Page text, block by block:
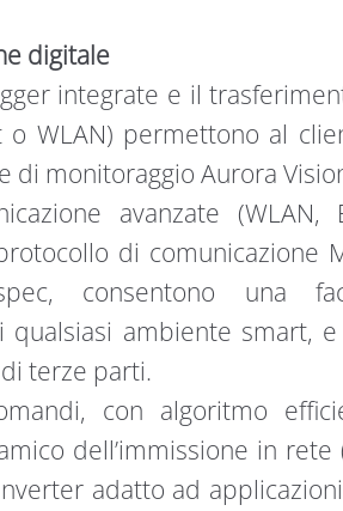
digitale
integrate e il
o WLAN) permettono al
di monitoraggio Aurora
avanzate (WLAN,
di comunicazione
consentono una
qualsiasi ambiente smart,
terze parti.
con algoritmo
dell’immissione in
adatto ad